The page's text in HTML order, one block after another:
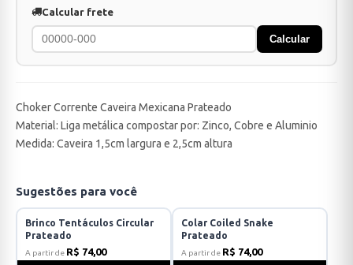
Calcular frete
Calcular
Choker Corrente Caveira Mexicana Prateado
Material: Liga metálica compostar por: Zinco, Cobre e Aluminio
Medida: Caveira 1,5cm largura e 2,5cm altura
Sugestões para você
Brinco Tentáculos Circular
Prateado
A partir de R$ 74,00
Colar Coiled Snake
Prateado
A partir de R$ 74,00